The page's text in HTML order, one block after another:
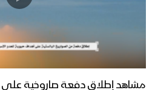
ميادين الجهاد –
بمناسبة اليوم
مشاهد إطلاق دفعة صاروخية